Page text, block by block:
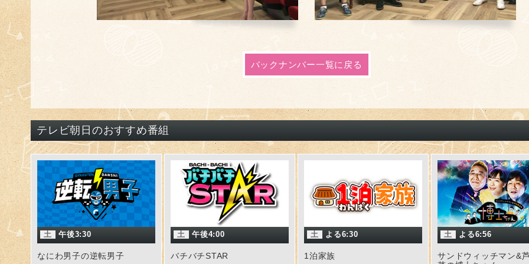
バックナンバー一覧に戻る
テレビ朝日のおすすめ番組
土 午後3:30
なにわ男子の逆転男子
土 午後4:00
バチバチSTAR
土 よる6:30
1泊家族
土 よる6:56
サンドウィッチマン&